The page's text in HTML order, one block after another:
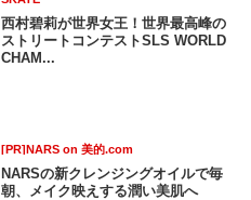
西村碧莉が世界女王！世界最高峰の
ストリートコンテストSLS WORLD
CHAM...
[PR]NARS on 美的.com
NARSの新クレンジングオイルで毎
朝、メイク映えする潤い美肌へ